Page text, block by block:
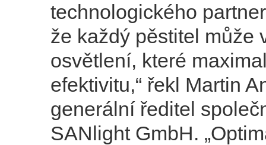
technologického
že každý pěstitel může
osvětlení, které
efektivitu,“ řekl Martin
generální ředitel
SANlight GmbH.